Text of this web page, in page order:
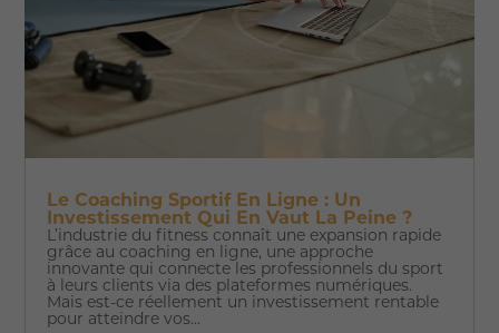
Le Coaching Sportif En Ligne : Un
Investissement Qui En Vaut La Peine ?
L’industrie du fitness connaît une expansion rapide
grâce au coaching en ligne, une approche
innovante qui connecte les professionnels du sport
à leurs clients via des plateformes numériques.
Mais est-ce réellement un investissement rentable
pour atteindre vos...